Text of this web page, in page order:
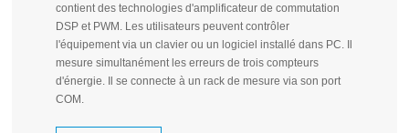
contient des technologies d'amplificateur de commutation
DSP et PWM. Les utilisateurs peuvent contrôler
l'équipement via un clavier ou un logiciel installé dans PC. Il
mesure simultanément les erreurs de trois compteurs
d'énergie. Il se connecte à un rack de mesure via son port
COM.